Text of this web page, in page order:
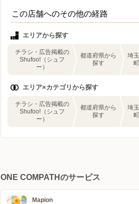
この店舗へのその他の経路
エリアから探す
チラシ・広告掲載の
Shufoo!（シュフ
ー）
都道府県から
探す
埼
エリア×カテゴリから探す
チラシ・広告掲載の
Shufoo!（シュフ
ー）
都道府県から
探す
埼
ONE COMPATHのサービス
Mapion